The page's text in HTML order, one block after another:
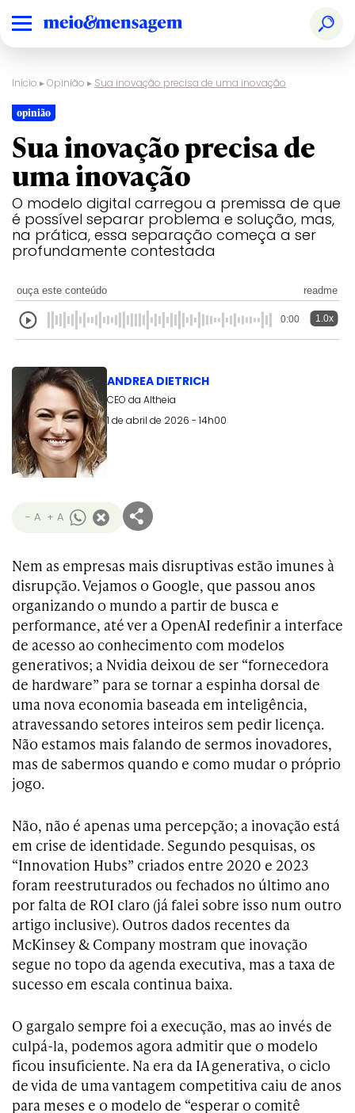
Início ▸Opinião ▸ Sua inovação precisa de uma inovação
opinião
Sua inovação precisa de
uma inovação
O modelo digital carregou a premissa de que
é possível separar problema e solução, mas,
na prática, essa separação começa a ser
profundamente contestada
ouça este conteúdo readme
0:00 1.0x
ANDREA DIETRICH
CEO da Altheia
1 de abril de 2026 - 14h00
- A + A
Nem as empresas mais disruptivas estão imunes à
disrupção. Vejamos o Google, que passou anos
organizando o mundo a partir de busca e
performance, até ver a OpenAI redefinir a interface
de acesso ao conhecimento com modelos
generativos; a Nvidia deixou de ser “fornecedora
de hardware” para se tornar a espinha dorsal de
uma nova economia baseada em inteligência,
atravessando setores inteiros sem pedir licença.
Não estamos mais falando de sermos inovadores,
mas de sabermos quando e como mudar o próprio
jogo.
Não, não é apenas uma percepção; a inovação está
em crise de identidade. Segundo pesquisas, os
“Innovation Hubs” criados entre 2020 e 2023
foram reestruturados ou fechados no último ano
por falta de ROI claro (já falei sobre isso num outro
artigo inclusive). Outros dados recentes da
McKinsey & Company mostram que inovação
segue no topo da agenda executiva, mas a taxa de
sucesso em escala continua baixa.
O gargalo sempre foi a execução, mas ao invés de
culpá-la, podemos agora admitir que o modelo
ficou insuficiente. Na era da IA generativa, o ciclo
de vida de uma vantagem competitiva caiu de anos
para meses e o modelo de “esperar o comitê